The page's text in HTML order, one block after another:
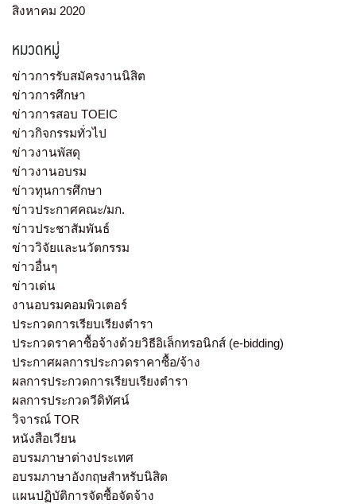
สิงหาคม 2020
หมวดหมู่
ข่าวการรับสมัครงานนิสิต
ข่าวการศึกษา
ข่าวการสอบ TOEIC
ข่าวกิจกรรมทั่วไป
ข่าวงานพัสดุ
ข่าวงานอบรม
ข่าวทุนการศึกษา
ข่าวประกาศคณะ/มก.
ข่าวประชาสัมพันธ์
ข่าววิจัยและนวัตกรรม
ข่าวอื่นๆ
ข่าวเด่น
งานอบรมคอมพิวเตอร์
ประกวดการเรียบเรียงตำรา
ประกวดราคาซื้อจ้างด้วยวิธีอิเล็กทรอนิกส์ (e-bidding)
ประกาศผลการประกวดราคาซื้อ/จ้าง
ผลการประกวดการเรียบเรียงตำรา
ผลการประกวดวีดิทัศน์
วิจารณ์ TOR
หนังสือเวียน
อบรมภาษาต่างประเทศ
อบรมภาษาอังกฤษสำหรับนิสิต
แผนปฏิบัติการจัดซื้อจัดจ้าง